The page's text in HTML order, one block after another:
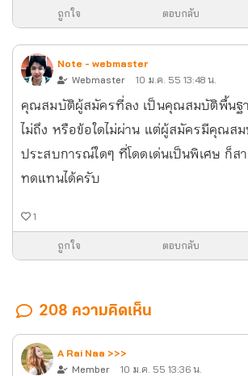
ถูกใจ ตอบกลับ
Note - webmaster
Webmaster
10 ม.ค. 55 13:48 น.
คุณสมบัติผู้สมัครที่ลง เป็นคุณสมบัติพื้นฐ
ไม่ถึง หรือข้อใดไม่ผ่าน แต่ผู้สมัครมีคุณส
ประสบการณ์ใดๆ ที่โดดเด่นเป็นพิเศษ ก็
ทดแทนได้ครับ
1
ถูกใจ ตอบกลับ
208 ความคิดเห็น
A Rai Naa >>>
Member
10 ม.ค. 55 13:36 น.